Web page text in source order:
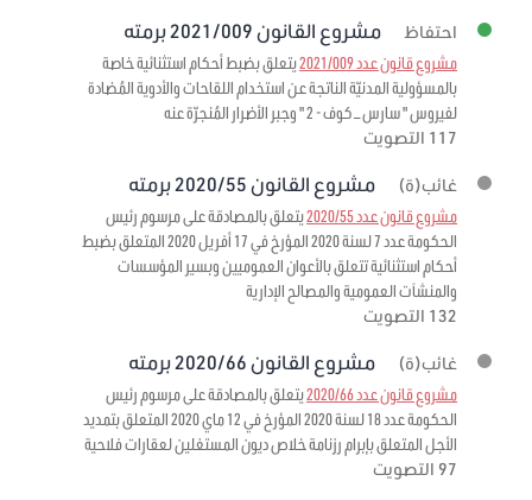
احتفاظ مشروع القانون 2021/009 برمته
مشروع قانون عدد 2021/009
يتعلق بضبط أحكام استثنائية خاصة
بالمسؤولية المدنيّة الناتجة عن استخدام اللقاحات والأدوية المُضادة
لفيروس " سارس – كوف - 2 " وجبر الأضرار المُنجرّة عنه
117 التصويت
غائب(ة) مشروع القانون 2020/55 برمته
مشروع قانون عدد 2020/55
يتعلق بالمصادقة على مرسوم رئيس
الحكومة عدد 7 لسنة 2020 المؤرخ في 17 أفريل 2020 المتعلق بضبط
أحكام استثنائية تتعلق بالأعوان العموميين وبسير المؤسسات
والمنشآت العمومية والمصالح الإدارية
132 التصويت
غائب(ة) مشروع القانون 2020/66 برمته
مشروع قانون عدد 2020/66
يتعلق بالمصادقة على مرسوم رئيس
الحكومة عدد 18 لسنة 2020 المؤرخ في 12 ماي 2020 المتعلق بتمديد
الأجل المتعلق بإبرام رزنامة خلاص ديون المستغلين لعقارات فلاحية
97 التصويت